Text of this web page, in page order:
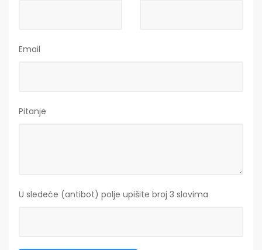
Email
Pitanje
U sledeće (antibot) polje upišite broj 3 slovima